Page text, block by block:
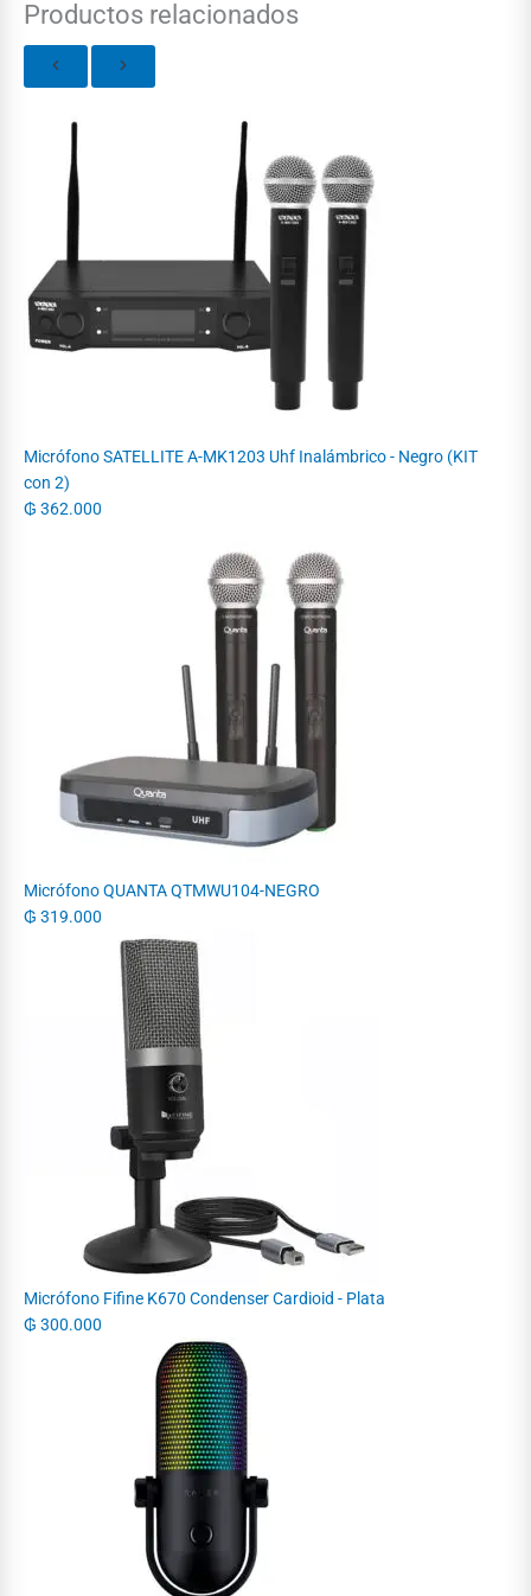
Productos relacionados
Micrófono SATELLITE A-MK1203 Uhf Inalámbrico - Negro (KIT
con 2)
₲ 362.000
Micrófono QUANTA QTMWU104-NEGRO
₲ 319.000
Micrófono Fifine K670 Condenser Cardioid - Plata
₲ 300.000